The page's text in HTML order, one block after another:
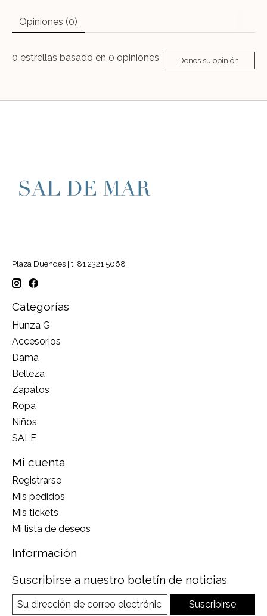
Opiniones (0)
0 estrellas basado en 0 opiniones Denos su opinión
Plaza Duendes | t. 81 2321 5068
Categorías
Hunza G
Accesorios
Dama
Belleza
Zapatos
Ropa
Niños
SALE
Mi cuenta
Registrarse
Mis pedidos
Mis tickets
Mi lista de deseos
Información
Suscribirse a nuestro boletín de noticias
Suscribirse